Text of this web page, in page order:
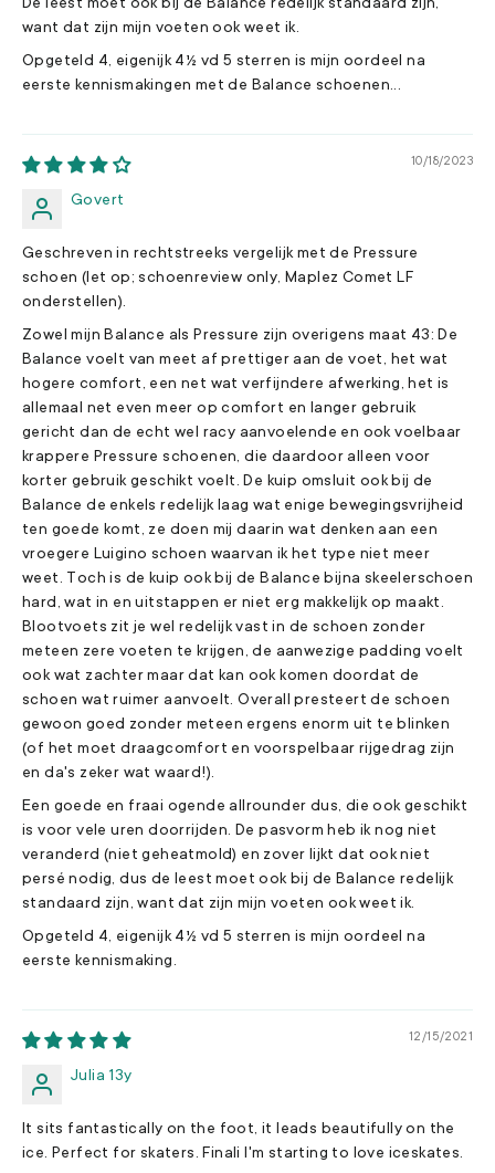
De leest moet ook bij de Balance redelijk standaard zijn,
want dat zijn mijn voeten ook weet ik.
Opgeteld 4, eigenijk 4½ vd 5 sterren is mijn oordeel na
eerste kennismakingen met de Balance schoenen...
10/18/2023
Govert
Geschreven in rechtstreeks vergelijk met de Pressure
schoen (let op; schoenreview only, Maplez Comet LF
onderstellen).
Zowel mijn Balance als Pressure zijn overigens maat 43: De
Balance voelt van meet af prettiger aan de voet, het wat
hogere comfort, een net wat verfijndere afwerking, het is
allemaal net even meer op comfort en langer gebruik
gericht dan de echt wel racy aanvoelende en ook voelbaar
krappere Pressure schoenen, die daardoor alleen voor
korter gebruik geschikt voelt. De kuip omsluit ook bij de
Balance de enkels redelijk laag wat enige bewegingsvrijheid
ten goede komt, ze doen mij daarin wat denken aan een
vroegere Luigino schoen waarvan ik het type niet meer
weet. Toch is de kuip ook bij de Balance bijna skeelerschoen
hard, wat in en uitstappen er niet erg makkelijk op maakt.
Blootvoets zit je wel redelijk vast in de schoen zonder
meteen zere voeten te krijgen, de aanwezige padding voelt
ook wat zachter maar dat kan ook komen doordat de
schoen wat ruimer aanvoelt. Overall presteert de schoen
gewoon goed zonder meteen ergens enorm uit te blinken
(of het moet draagcomfort en voorspelbaar rijgedrag zijn
en da's zeker wat waard!).
Een goede en fraai ogende allrounder dus, die ook geschikt
is voor vele uren doorrijden. De pasvorm heb ik nog niet
veranderd (niet geheatmold) en zover lijkt dat ook niet
persé nodig, dus de leest moet ook bij de Balance redelijk
standaard zijn, want dat zijn mijn voeten ook weet ik.
Opgeteld 4, eigenijk 4½ vd 5 sterren is mijn oordeel na
eerste kennismaking.
12/15/2021
Julia 13y
It sits fantastically on the foot, it leads beautifully on the
ice. Perfect for skaters. Finali I'm starting to love iceskates.